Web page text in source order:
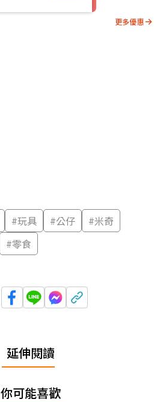
更多優惠
#玩具 #公仔 #米奇
#零食
延伸閱讀
你可能喜歡